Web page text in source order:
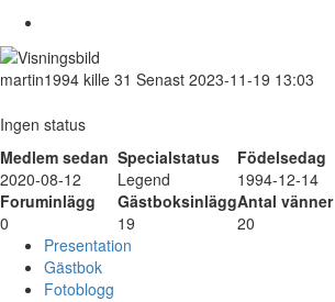
martin1994 kille 31 Senast 2023-11-19 13:03
Ingen status
Medlem sedan Specialstatus
Födelsedag
2020-08-12
Legend
1994-12-14
Foruminlägg
GästboksinläggAntal vänner
0
19
20
Presentation
Gästbok
Fotoblogg